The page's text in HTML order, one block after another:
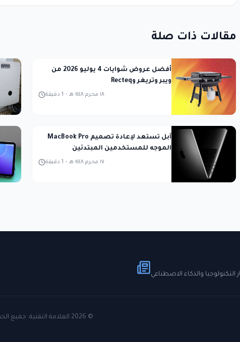
مقالات ذات صلة
أفضل عروض شوايات 4 يوليو 2026 من
ويبر وتريغر وRecteq
1 دقيقة - ١٨ محرم ١٤٤٨ هـ
آبل تستعد لإعادة تصميم MacBook Pro
الموجه للمستخدمين المبتدئين
1 دقيقة - ١٧ محرم ١٤٤٨ هـ
والذكاء الاصطناعي
©
2026 العلامة التقنية. جميع